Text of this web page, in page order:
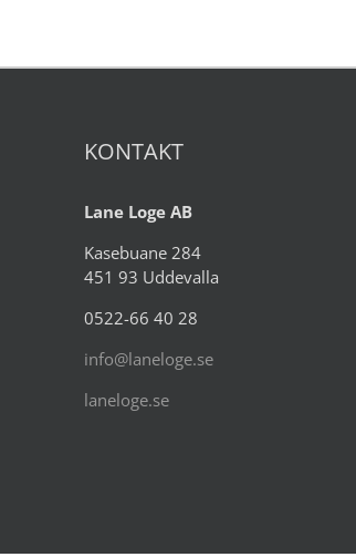
KONTAKT
Lane Loge AB
Kasebuane 284
451 93 Uddevalla
0522-66 40 28
info@laneloge.se
laneloge.se